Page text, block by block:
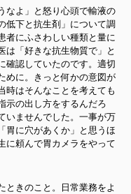
なよ」と怒り心頭で輸液の
低下と抗生剤」について調
者にふさわしい種類と量に
は「好きな抗生物質で」と
確認していたのです。適切
めに。きっと何かの意図が
時はそんなことを考えても
示の出し方をするんだろ
いませんでした。一事が万
胃に穴があくか」と思うほ
に頼んで胃カメラをやって
ときのこと。日常業務をよ